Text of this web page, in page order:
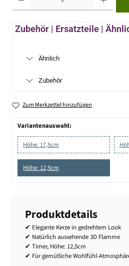
Zubehör | Ersatzteile |
Ähnlich
Zubehör
Zum Merkzettel hinzufügen
Variantenauswahl:
Höhe: 17,5cm
Höhe: 12,5cm
Produktdetails
✔ Elegante Kerze in gedrehtem Look
✔ Natürlich aussehende 3D Flamme
✔ Timer, Höhe: 12,5cm
✔ Für gemütliche Wohlfühl-